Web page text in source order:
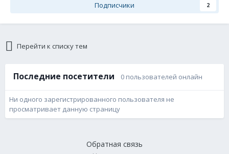
Подписчики 2
Перейти к списку тем
Последние посетители 0 пользователей онлайн
Ни одного зарегистрированного пользователя не
просматривает данную страницу
Обратная связь